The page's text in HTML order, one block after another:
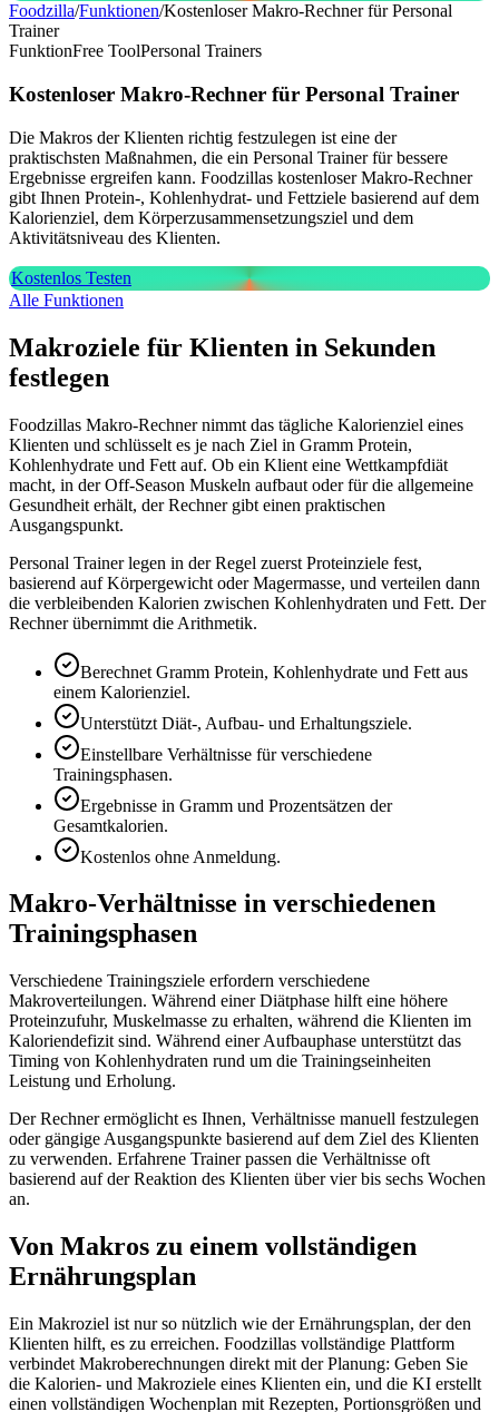
Foodzilla/Funktionen/Kostenloser Makro-Rechner für Personal
Trainer
FunktionFree ToolPersonal Trainers
Kostenloser Makro-Rechner für Personal Trainer
Die Makros der Klienten richtig festzulegen ist eine der
praktischsten Maßnahmen, die ein Personal Trainer für bessere
Ergebnisse ergreifen kann. Foodzillas kostenloser Makro-Rechner
gibt Ihnen Protein-, Kohlenhydrat- und Fettziele basierend auf dem
Kalorienziel, dem Körperzusammensetzungsziel und dem
Aktivitätsniveau des Klienten.
Kostenlos Testen
Alle Funktionen
Makroziele für Klienten in Sekunden
festlegen
Foodzillas Makro-Rechner nimmt das tägliche Kalorienziel eines
Klienten und schlüsselt es je nach Ziel in Gramm Protein,
Kohlenhydrate und Fett auf. Ob ein Klient eine Wettkampfdiät
macht, in der Off-Season Muskeln aufbaut oder für die allgemeine
Gesundheit erhält, der Rechner gibt einen praktischen
Ausgangspunkt.
Personal Trainer legen in der Regel zuerst Proteinziele fest,
basierend auf Körpergewicht oder Magermasse, und verteilen dann
die verbleibenden Kalorien zwischen Kohlenhydraten und Fett. Der
Rechner übernimmt die Arithmetik.
Berechnet Gramm Protein, Kohlenhydrate und Fett aus
einem Kalorienziel.
Unterstützt Diät-, Aufbau- und Erhaltungsziele.
Einstellbare Verhältnisse für verschiedene
Trainingsphasen.
Ergebnisse in Gramm und Prozentsätzen der
Gesamtkalorien.
Kostenlos ohne Anmeldung.
Makro-Verhältnisse in verschiedenen
Trainingsphasen
Verschiedene Trainingsziele erfordern verschiedene
Makroverteilungen. Während einer Diätphase hilft eine höhere
Proteinzufuhr, Muskelmasse zu erhalten, während die Klienten im
Kaloriendefizit sind. Während einer Aufbauphase unterstützt das
Timing von Kohlenhydraten rund um die Trainingseinheiten
Leistung und Erholung.
Der Rechner ermöglicht es Ihnen, Verhältnisse manuell festzulegen
oder gängige Ausgangspunkte basierend auf dem Ziel des Klienten
zu verwenden. Erfahrene Trainer passen die Verhältnisse oft
basierend auf der Reaktion des Klienten über vier bis sechs Wochen
an.
Von Makros zu einem vollständigen
Ernährungsplan
Ein Makroziel ist nur so nützlich wie der Ernährungsplan, der den
Klienten hilft, es zu erreichen. Foodzillas vollständige Plattform
verbindet Makroberechnungen direkt mit der Planung: Geben Sie
die Kalorien- und Makroziele eines Klienten ein, und die KI erstellt
einen vollständigen Wochenplan mit Rezepten, Portionsgrößen und